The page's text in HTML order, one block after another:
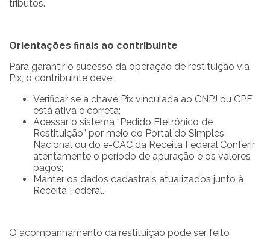
tributos.
Orientações finais ao contribuinte
Para garantir o sucesso da operação de restituição via
Pix, o contribuinte deve:
Verificar se a chave Pix vinculada ao CNPJ ou CPF
está ativa e correta;
Acessar o sistema “Pedido Eletrônico de
Restituição” por meio do Portal do Simples
Nacional ou do e-CAC da Receita Federal;Conferir
atentamente o período de apuração e os valores
pagos;
Manter os dados cadastrais atualizados junto à
Receita Federal.
O acompanhamento da restituição pode ser feito